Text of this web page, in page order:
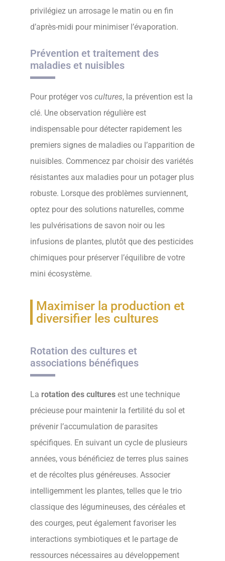
privilégiez un arrosage le matin ou en fin
d’après-midi pour minimiser l’évaporation.
Prévention et traitement des
maladies et nuisibles
Pour protéger vos cultures, la prévention est la
clé. Une observation régulière est
indispensable pour détecter rapidement les
premiers signes de maladies ou l’apparition de
nuisibles. Commencez par choisir des variétés
résistantes aux maladies pour un potager plus
robuste. Lorsque des problèmes surviennent,
optez pour des solutions naturelles, comme
les pulvérisations de savon noir ou les
infusions de plantes, plutôt que des pesticides
chimiques pour préserver l’équilibre de votre
mini écosystème.
Maximiser la production et
diversifier les cultures
Rotation des cultures et
associations bénéfiques
La rotation des cultures est une technique
précieuse pour maintenir la fertilité du sol et
prévenir l’accumulation de parasites
spécifiques. En suivant un cycle de plusieurs
années, vous bénéficiez de terres plus saines
et de récoltes plus généreuses. Associer
intelligemment les plantes, telles que le trio
classique des légumineuses, des céréales et
des courges, peut également favoriser les
interactions symbiotiques et le partage de
ressources nécessaires au développement